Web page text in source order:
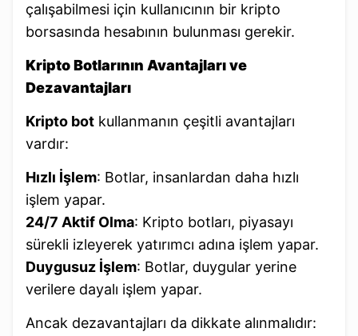
çalışabilmesi için kullanıcının bir kripto
borsasında hesabının bulunması gerekir.
Kripto Botlarının Avantajları ve
Dezavantajları
Kripto bot kullanmanın çeşitli avantajları
vardır:
Hızlı İşlem: Botlar, insanlardan daha hızlı
işlem yapar.
24/7 Aktif Olma: Kripto botları, piyasayı
sürekli izleyerek yatırımcı adına işlem yapar.
Duygusuz İşlem: Botlar, duygular yerine
verilere dayalı işlem yapar.
Ancak dezavantajları da dikkate alınmalıdır: